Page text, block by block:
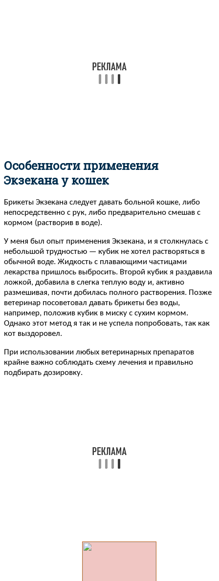
Особенности применения
Экзекана у кошек
Брикеты Экзекана следует давать больной кошке, либо
непосредственно с рук, либо предварительно смешав с
кормом (растворив в воде).
У меня был опыт применения Экзекана, и я столкнулась с
небольшой трудностью — кубик не хотел растворяться в
обычной воде. Жидкость с плавающими частицами
лекарства пришлось выбросить. Второй кубик я раздавила
ложкой, добавила в слегка теплую воду и, активно
размешивая, почти добилась полного растворения. Позже
ветеринар посоветовал давать брикеты без воды,
например, положив кубик в миску с сухим кормом.
Однако этот метод я так и не успела попробовать, так как
кот выздоровел.
При использовании любых ветеринарных препаратов
крайне важно соблюдать схему лечения и правильно
подбирать дозировку.